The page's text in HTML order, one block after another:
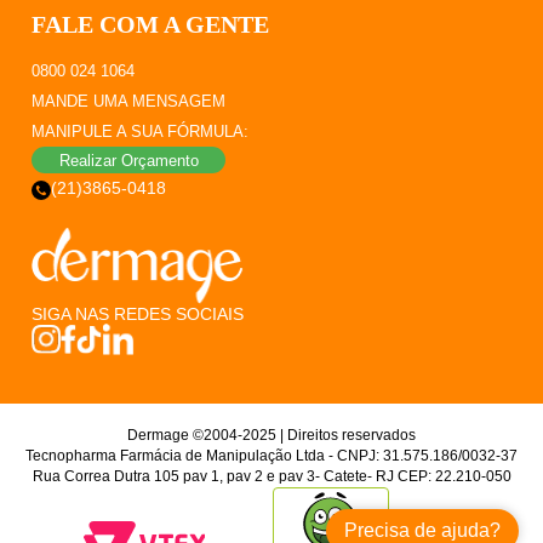
Precisa de ajuda?
FALE COM A GENTE
0800 024 1064
MANDE UMA MENSAGEM
MANIPULE A SUA FÓRMULA:
Realizar Orçamento
(21)3865-0418
SIGA NAS REDES SOCIAIS
Dermage ©2004-2025 | Direitos reservados
Tecnopharma Farmácia de Manipulação Ltda - CNPJ: 31.575.186/0032-37
Rua Correa Dutra 105 pav 1, pav 2 e pav 3- Catete- RJ CEP: 22.210-050